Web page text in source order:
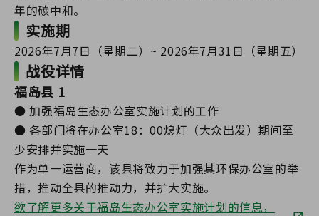
年的碳中和。
实施期
2026年7月7日（星期二）~ 2026年7月31日（星期五）
战役详情
福岛县 1
● 加强福岛生态办公室实施计划的工作
● 各部门将在办公室18：00熄灯（大众出发）期间至
少安排并实施一天
作为单一运营商，该县将致力于加强其环保办公室的举
措，推动全县的推动力，并扩大实施。
欲了解更多关于福岛生态办公室实施计划的信息，